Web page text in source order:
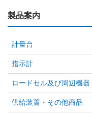
製品案内
計量台
指示計
ロードセル及び周辺機器
供給装置・その他商品